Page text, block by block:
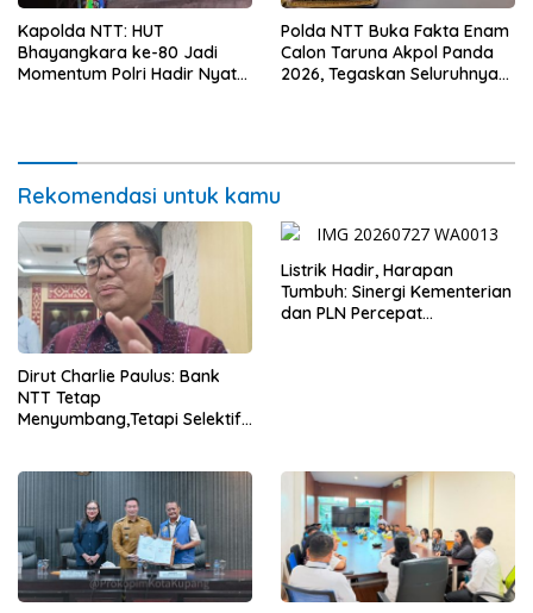
Kapolda NTT: HUT
Bhayangkara ke-80 Jadi
Momentum Polri Hadir Nyata
Polda NTT Buka Fakta Enam
Calon Taruna Akpol Panda
2026, Tegaskan Seluruhnya
Rekomendasi untuk kamu
Dirut Charlie Paulus: Bank
NTT Tetap
Menyumbang,Tetapi Selektif
Listrik Hadir, Harapan
Tumbuh: Sinergi Kementerian
dan PLN Percepat